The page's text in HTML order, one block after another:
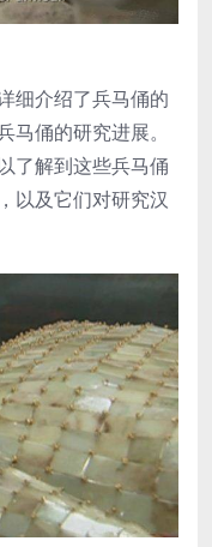
细介绍了兵马俑的
俑的研究进展。
了解到这些兵马俑
以及它们对研究汉